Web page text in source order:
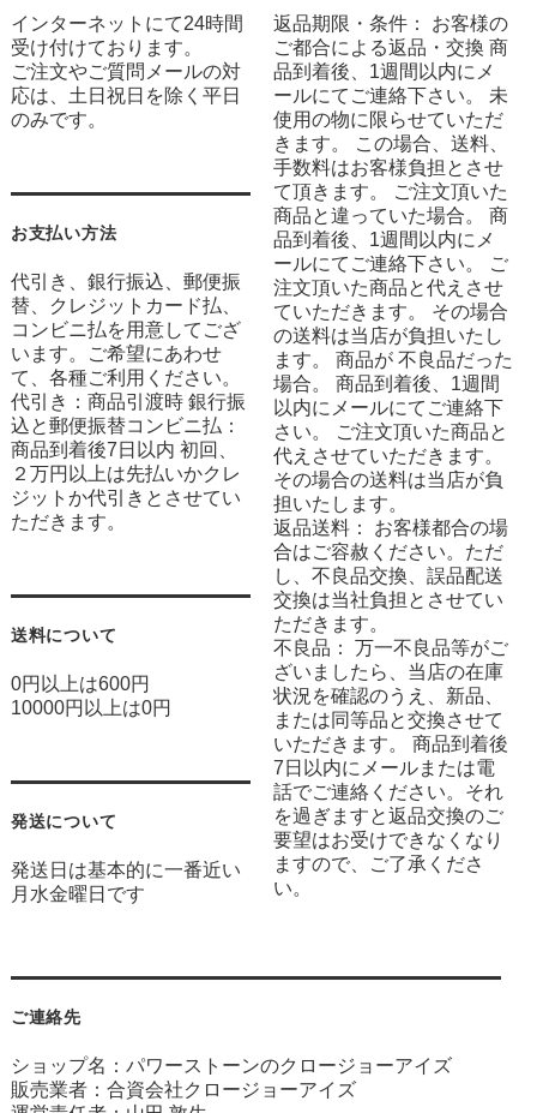
インターネットにて24時間
受け付けております。
ご注文やご質問メールの対
応は、土日祝日を除く平日
のみです。
お支払い方法
代引き、銀行振込、郵便振
替、クレジットカード払、
コンビニ払を用意してござ
います。ご希望にあわせ
て、各種ご利用ください。
代引き：商品引渡時 銀行振
込と郵便振替コンビニ払：
商品到着後7日以内 初回、
２万円以上は先払いかクレ
ジットか代引きとさせてい
ただきます。
送料について
0円以上は600円
10000円以上は0円
発送について
発送日は基本的に一番近い
月水金曜日です
返品期限・条件： お客様の
ご都合による返品・交換 商
品到着後、1週間以内にメ
ールにてご連絡下さい。 未
使用の物に限らせていただ
きます。 この場合、送料、
手数料はお客様負担とさせ
て頂きます。 ご注文頂いた
商品と違っていた場合。 商
品到着後、1週間以内にメ
ールにてご連絡下さい。 ご
注文頂いた商品と代えさせ
ていただきます。 その場合
の送料は当店が負担いたし
ます。 商品が 不良品だった
場合。 商品到着後、1週間
以内にメールにてご連絡下
さい。 ご注文頂いた商品と
代えさせていただきます。
その場合の送料は当店が負
担いたします。
返品送料： お客様都合の場
合はご容赦ください。ただ
し、不良品交換、誤品配送
交換は当社負担とさせてい
ただきます。
不良品： 万一不良品等がご
ざいましたら、当店の在庫
状況を確認のうえ、新品、
または同等品と交換させて
いただきます。 商品到着後
7日以内にメールまたは電
話でご連絡ください。それ
を過ぎますと返品交換のご
要望はお受けできなくなり
ますので、ご了承くださ
い。
ご連絡先
ショップ名：パワーストーンのクロージョーアイズ
販売業者：合資会社クロージョーアイズ